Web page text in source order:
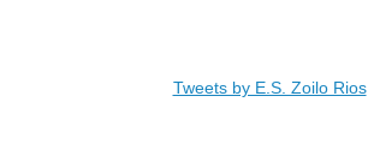
Tweets by E.S. Zoilo Rios